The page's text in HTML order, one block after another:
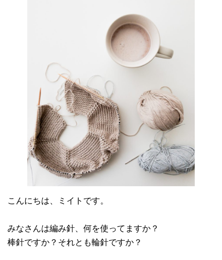
こんにちは、ミイトです。
みなさんは編み針、何を使ってますか？
棒針ですか？それとも輪針ですか？